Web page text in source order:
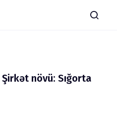
Şirkət növü: Sığorta